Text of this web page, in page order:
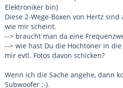
Elektroniker bin)
Diese 2-Wege-Boxen von Hertz
wie mir scheint.
--> braucht man da eine
--> wie hast Du die Hochtöner in
mir evtl. Fotos davon schicken?
Wenn ich die Sache angehe, dann
Subwoofer :-).